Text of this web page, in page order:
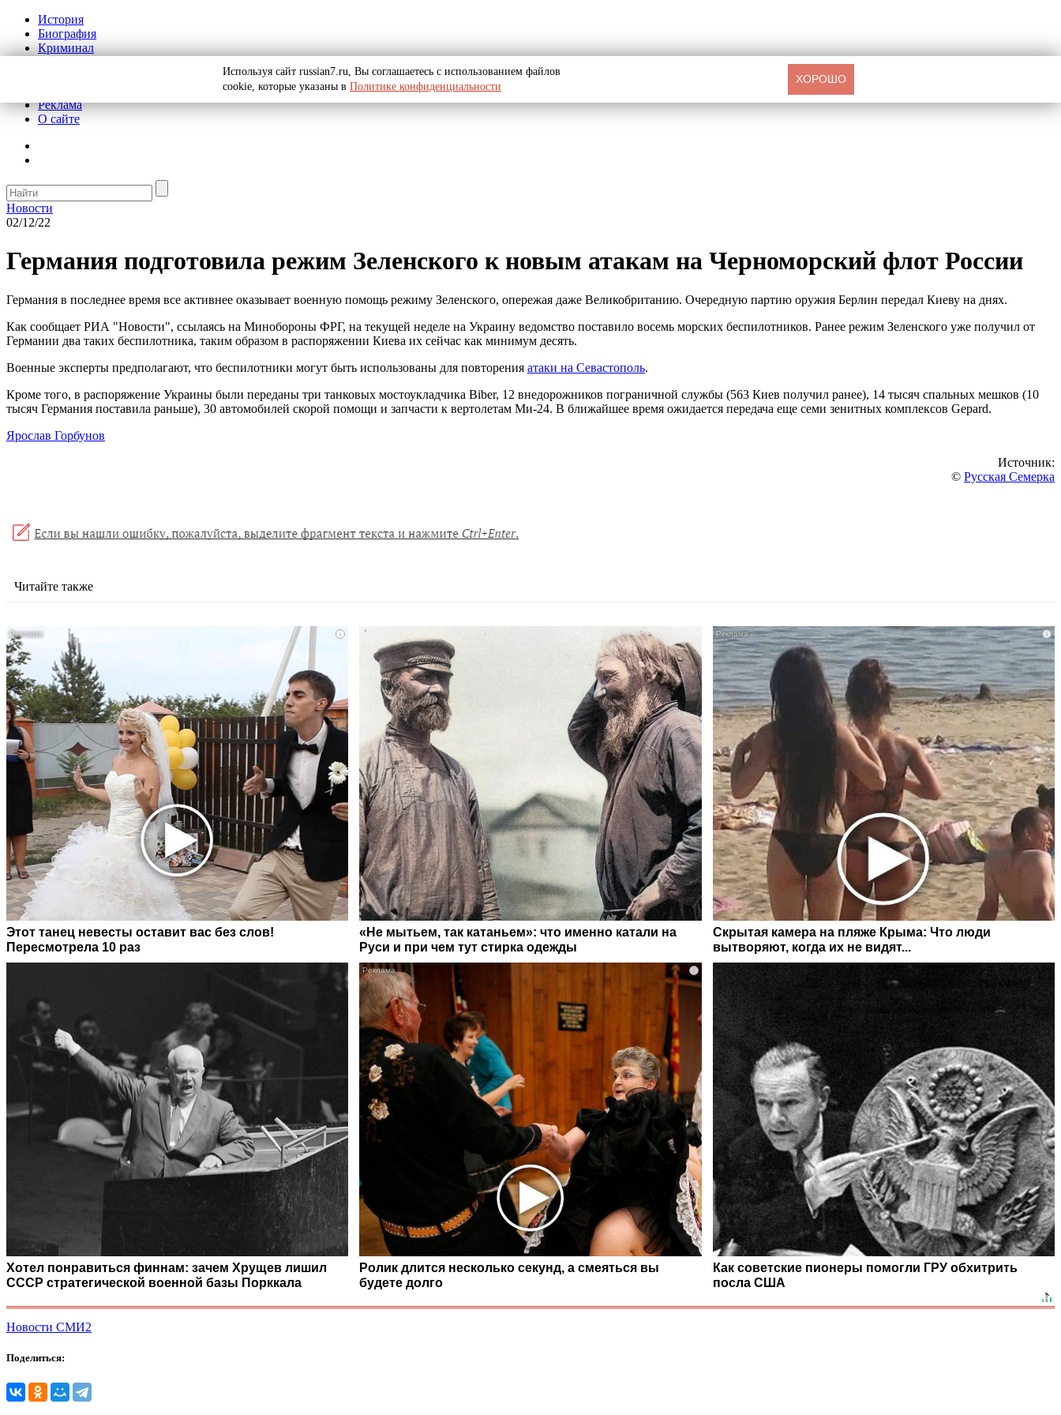
История
Биография
Криминал
Реклама
О сайте
Новости
02/12/22
Германия подготовила режим Зеленского к новым атакам на Черноморский флот России
Германия в последнее время все активнее оказывает военную помощь режиму Зеленского, опережая даже Великобританию. Очередную партию оружия Берлин передал Киеву на днях.
Как сообщает РИА "Новости", ссылаясь на Минобороны ФРГ, на текущей неделе на Украину ведомство поставило восемь морских беспилотников. Ранее режим Зеленского уже получил от
Германии два таких беспилотника, таким образом в распоряжении Киева их сейчас как минимум десять.
Военные эксперты предполагают, что беспилотники могут быть использованы для повторения атаки на Севастополь.
Кроме того, в распоряжение Украины были переданы три танковых мостоукладчика Biber, 12 внедорожников пограничной службы (563 Киев получил ранее), 14 тысяч спальных мешков (10
тысяч Германия поставила раньше), 30 автомобилей скорой помощи и запчасти к вертолетам Ми-24. В ближайшее время ожидается передача еще семи зенитных комплексов Gepard.
Ярослав Горбунов
Источник:
© Русская Семерка
Читайте также
i
Этот танец невесты оставит вас без слов!
Пересмотрела 10 раз
«Не мытьем, так катаньем»: что именно катали на
Руси и при чем тут стирка одежды
i
Скрытая камера на пляже Крыма: Что люди
вытворяют, когда их не видят...
Хотел понравиться финнам: зачем Хрущев лишил
СССР стратегической военной базы Порккала
i
Ролик длится несколько секунд, а смеяться вы
будете долго
Как советские пионеры помогли ГРУ обхитрить
посла США
Новости СМИ2
Поделиться:
Используя сайт russian7.ru, Вы соглашаетесь с использованием файлов
cookie, которые указаны в Политике конфиденциальности
ХОРОШО